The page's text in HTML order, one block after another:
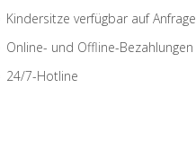
Kindersitze verfügbar auf Anfrage
Online- und Offline-Bezahlungen
24/7-Hotline